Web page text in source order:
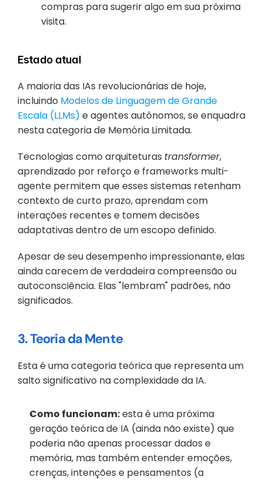
compras para sugerir algo em sua próxima
visita.
Estado atual
A maioria das IAs revolucionárias de hoje,
incluindo Modelos de Linguagem de Grande
Escala (LLMs) e agentes autônomos, se enquadra
nesta categoria de Memória Limitada.
Tecnologias como arquiteturas transformer,
aprendizado por reforço e frameworks multi-
agente permitem que esses sistemas retenham
contexto de curto prazo, aprendam com
interações recentes e tomem decisões
adaptativas dentro de um escopo definido.
Apesar de seu desempenho impressionante, elas
ainda carecem de verdadeira compreensão ou
autoconsciência. Elas "lembram" padrões, não
significados.
3. Teoria da Mente
Esta é uma categoria teórica que representa um
salto significativo na complexidade da IA.
Como funcionam: esta é uma próxima
geração teórica de IA (ainda não existe) que
poderia não apenas processar dados e
memória, mas também entender emoções,
crenças, intenções e pensamentos (a